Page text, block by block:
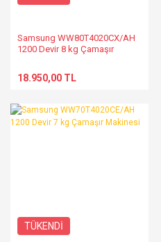
Samsung WW80T4020CX/AH
1200 Devir 8 kg Çamaşır
18.950,00 TL
TÜKENDİ